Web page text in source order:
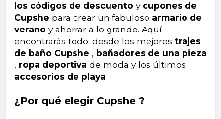
los códigos de descuento y cupones de
Cupshe para crear un fabuloso armario de
verano y ahorrar a lo grande. Aquí
encontrarás todo: desde los mejores trajes
de baño Cupshe , bañadores de una pieza
, ropa deportiva de moda y los últimos
accesorios de playa
¿Por qué elegir Cupshe ?